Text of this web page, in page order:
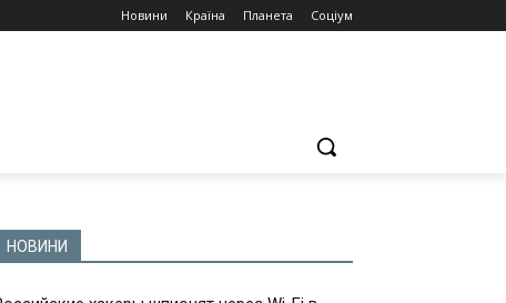
Новини Країна Планета Соціум
НОВИНИ